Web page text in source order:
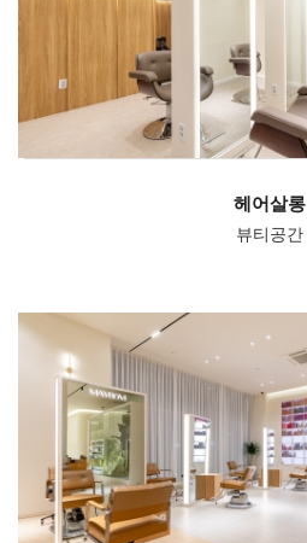
헤어살롱
뷰티공간